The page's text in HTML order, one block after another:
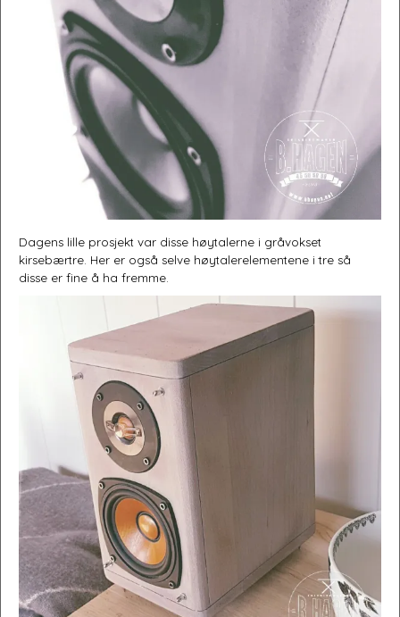
Dagens lille prosjekt var disse høytalerne i gråvokset
kirsebærtre. Her er også selve høytalerelementene i tre så
disse er fine å ha fremme.